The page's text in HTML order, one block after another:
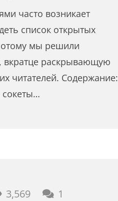
часто возникает
список открытых
мы решили
вкратце раскрывающую
читателей. Содержание:
сокеты…
3,569 1